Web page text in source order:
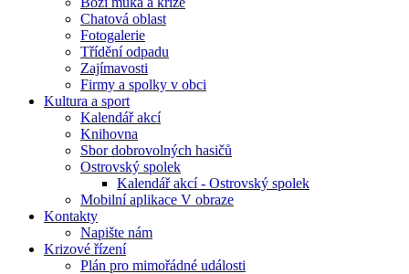
Chatová oblast
Fotogalerie
Třídění odpadu
Zajímavosti
Firmy a spolky v obci
Kultura a sport
Kalendář akcí
Knihovna
Sbor dobrovolných hasičů
Ostrovský spolek
Kalendář akcí - Ostrovský spolek
Mobilní aplikace V obraze
Kontakty
Napište nám
Krizové řízení
Plán pro mimořádné události